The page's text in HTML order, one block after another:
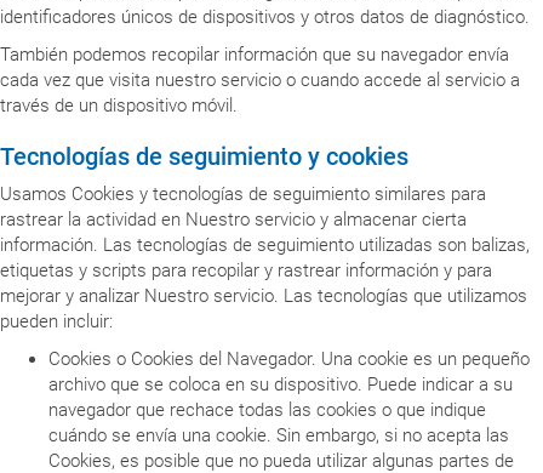
identificadores únicos de dispositivos y otros datos de diagnóstico.
También podemos recopilar información que su navegador envía
cada vez que visita nuestro servicio o cuando accede al servicio a
través de un dispositivo móvil.
Tecnologías de seguimiento y cookies
Usamos Cookies y tecnologías de seguimiento similares para
rastrear la actividad en Nuestro servicio y almacenar cierta
información. Las tecnologías de seguimiento utilizadas son balizas,
etiquetas y scripts para recopilar y rastrear información y para
mejorar y analizar Nuestro servicio. Las tecnologías que utilizamos
pueden incluir:
Cookies o Cookies del Navegador. Una cookie es un pequeño
archivo que se coloca en su dispositivo. Puede indicar a su
navegador que rechace todas las cookies o que indique
cuándo se envía una cookie. Sin embargo, si no acepta las
Cookies, es posible que no pueda utilizar algunas partes de